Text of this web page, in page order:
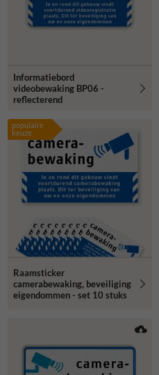
Informatiebord
videobewaking BP06 -
reflecterend
populaire
keuze
Raamsticker
camerabewaking, beveiliging
eigendommen - set 10 stuks